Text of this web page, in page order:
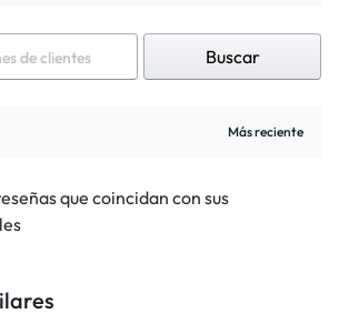
Buscar
que coincidan con sus